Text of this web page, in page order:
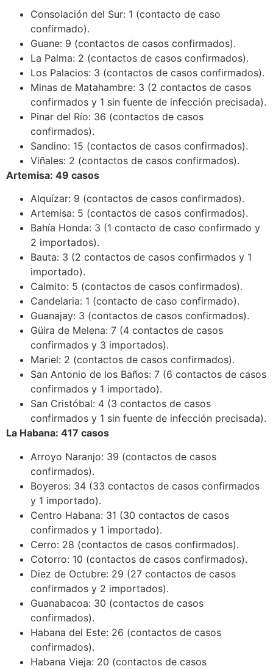
Consolación del Sur: 1 (contacto de caso
confirmado).
Guane: 9 (contactos de casos confirmados).
La Palma: 2 (contactos de casos confirmados).
Los Palacios: 3 (contactos de casos confirmados).
Minas de Matahambre: 3 (2 contactos de casos
confirmados y 1 sin fuente de infección precisada).
Pinar del Río: 36 (contactos de casos
confirmados).
Sandino: 15 (contactos de casos confirmados).
Viñales: 2 (contactos de casos confirmados).
Artemisa: 49 casos
Alquízar: 9 (contactos de casos confirmados).
Artemisa: 5 (contactos de casos confirmados).
Bahía Honda: 3 (1 contacto de caso confirmado y
2 importados).
Bauta: 3 (2 contactos de casos confirmados y 1
importado).
Caimito: 5 (contactos de casos confirmados).
Candelaria: 1 (contacto de caso confirmado).
Guanajay: 3 (contactos de casos confirmados).
Güira de Melena: 7 (4 contactos de casos
confirmados y 3 importados).
Mariel: 2 (contactos de casos confirmados).
San Antonio de los Baños: 7 (6 contactos de casos
confirmados y 1 importado).
San Cristóbal: 4 (3 contactos de casos
confirmados y 1 sin fuente de infección precisada).
La Habana: 417 casos
Arroyo Naranjo: 39 (contactos de casos
confirmados).
Boyeros: 34 (33 contactos de casos confirmados
y 1 importado).
Centro Habana: 31 (30 contactos de casos
confirmados y 1 importado).
Cerro: 28 (contactos de casos confirmados).
Cotorro: 10 (contactos de casos confirmados).
Diez de Octubre: 29 (27 contactos de casos
confirmados y 2 importados).
Guanabacoa: 30 (contactos de casos
confirmados).
Habana del Este: 26 (contactos de casos
confirmados).
Habana Vieja: 20 (contactos de casos